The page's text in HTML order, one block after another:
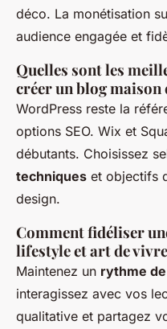
déco. La monétisation
audience engagée et
Quelles sont les
créer un blog maison
WordPress reste la
options SEO. Wix et
débutants. Choisissez
techniques et objectifs
design.
Comment fidéliser
lifestyle et art de
Maintenez un rythme
interagissez avec vos
qualitative et partagez